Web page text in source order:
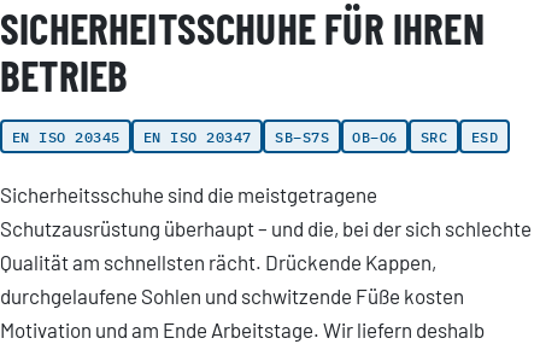
SICHERHEITSSCHUHE FÜR IHREN
BETRIEB
EN ISO 20345 EN ISO 20347 SB–S7S OB–O6 SRC ESD
Sicherheitsschuhe sind die meistgetragene
Schutzausrüstung überhaupt – und die, bei der sich schlechte
Qualität am schnellsten rächt. Drückende Kappen,
durchgelaufene Sohlen und schwitzende Füße kosten
Motivation und am Ende Arbeitstage. Wir liefern deshalb